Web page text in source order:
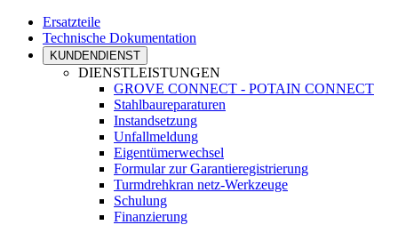
Ersatzteile
Technische Dokumentation
KUNDENDIENST
DIENSTLEISTUNGEN
GROVE CONNECT - POTAIN CONNECT
Stahlbaureparaturen
Instandsetzung
Unfallmeldung
Eigentümerwechsel
Formular zur Garantieregistrierung
Turmdrehkran netz-Werkzeuge
Schulung
Finanzierung